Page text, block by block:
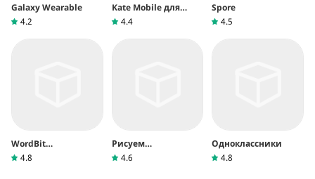
Galaxy Wearable
4.2
Kate Mobile для
ВКонтакте
4.4
Spore
4.5
WordBit
Английский язык
4.8
Рисуем
Мультфильмы 2
4.6
Одноклассники
4.8